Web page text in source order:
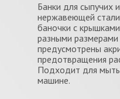
Банки для сыпучих
нержавеющей
баночки с
разными размерами
предусмотрены
предотвращения
Подходит для
машине.